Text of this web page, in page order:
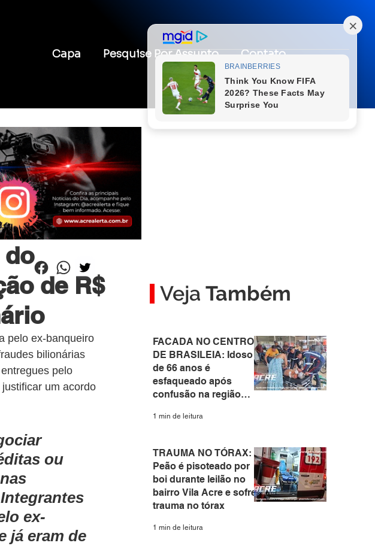
Capa Pesquise Por Assunto Contato
do
de R$
pelo ex-banqueiro
bilionárias
pelo
um acordo
ou
ex-
já eram de
FACADA NO CENTRO
DE BRASILEIA: Idoso
de 66 anos é
esfaqueado após
confusão na região
Acre
1 min de leitura
TRAUMA NO TÓRAX:
Peão é pisoteado por
boi durante leilão no
bairro Vila Acre e sofre
trauma no tórax
1 min de leitura
Veja Também